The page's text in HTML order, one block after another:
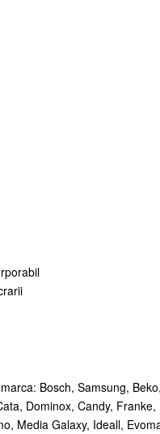
Bosch, Samsung,
Dominox, Candy,
Media Galaxy, Ideall,